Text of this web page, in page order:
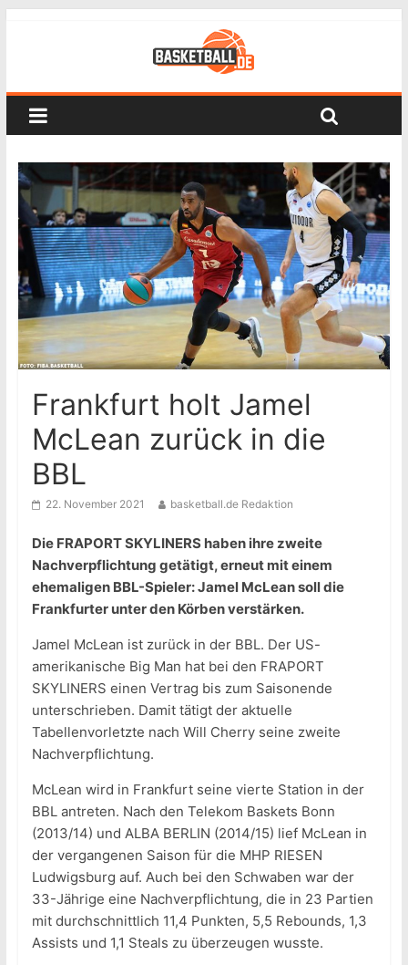
Frankfurt holt Jamel
McLean zurück in die
BBL
22. November 2021 basketball.de Redaktion
Die FRAPORT SKYLINERS haben ihre zweite
Nachverpflichtung getätigt, erneut mit einem
ehemaligen BBL-Spieler: Jamel McLean soll die
Frankfurter unter den Körben verstärken.
Jamel McLean ist zurück in der BBL. Der US-
amerikanische Big Man hat bei den FRAPORT
SKYLINERS einen Vertrag bis zum Saisonende
unterschrieben. Damit tätigt der aktuelle
Tabellenvorletzte nach Will Cherry seine zweite
Nachverpflichtung.
McLean wird in Frankfurt seine vierte Station in der
BBL antreten. Nach den Telekom Baskets Bonn
(2013/14) und ALBA BERLIN (2014/15) lief McLean in
der vergangenen Saison für die MHP RIESEN
Ludwigsburg auf. Auch bei den Schwaben war der
33-Jährige eine Nachverpflichtung, die in 23 Partien
mit durchschnittlich 11,4 Punkten, 5,5 Rebounds, 1,3
Assists und 1,1 Steals zu überzeugen wusste.